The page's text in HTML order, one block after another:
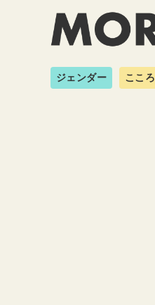
ジェンダー こころ